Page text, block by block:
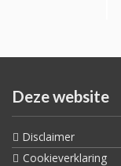
Deze website
Disclaimer
Cookieverklaring